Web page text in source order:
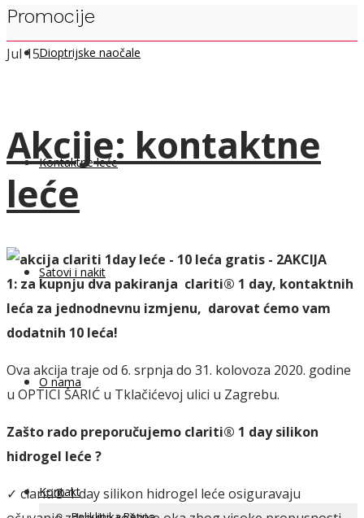
Dioptrijske naočale
Kontaktne leće
Satovi i nakit
O nama
Kontakt
Promocije
Jul 15
Akcije: kontaktne
leće
AKCIJA
1: za kupnju dva pakiranja clariti® 1 day, kontaktnih
leća za jednodnevnu izmjenu, darovat ćemo vam
dodatnih 10 leća!
Ova akcija traje od 6. srpnja do 31. kolovoza 2020. godine
u OPTICI ŠARIĆ u Tklačićevoj ulici u Zagrebu.
Zašto rado preporučujemo clariti® 1 day silikon
hidrogel leće ?
✓ clariti® 1 day silikon hidrogel leće osiguravaju